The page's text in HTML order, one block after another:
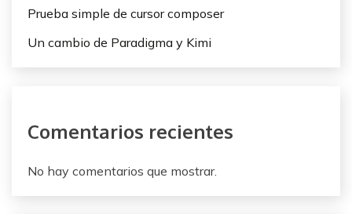
Prueba simple de cursor composer
Un cambio de Paradigma y Kimi
Comentarios recientes
No hay comentarios que mostrar.